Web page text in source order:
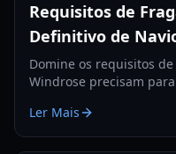
Requisitos de
Definitivo de
Domine os requisitos
Windrose precisam
de defesa e táticas para
Ler Mais